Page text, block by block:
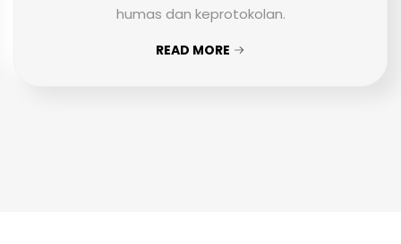
humas dan keprotokolan.
READ MORE